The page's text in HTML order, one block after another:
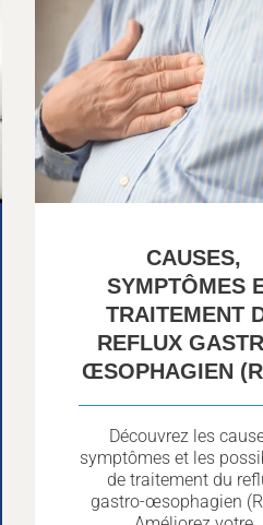
CAUSES,
SYMPTÔMES
TRAITEMENT
REFLUX
ŒSOPHAGIEN
Découvrez les
symptômes et les
de traitement du
gastro-œsophagien